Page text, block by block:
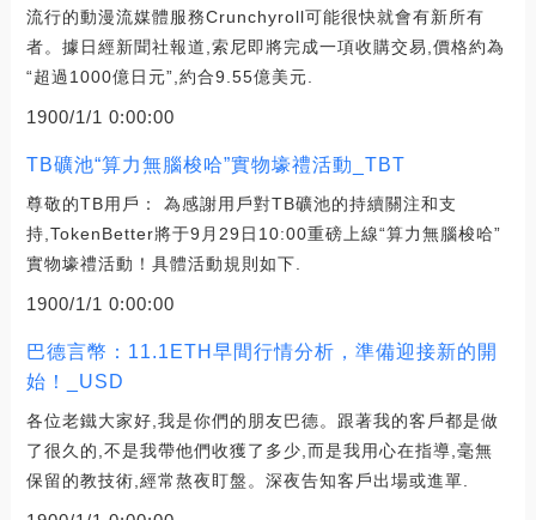
流行的動漫流媒體服務Crunchyroll可能很快就會有新所有
者。據日經新聞社報道,索尼即將完成一項收購交易,價格約為
“超過1000億日元”,約合9.55億美元.
1900/1/1 0:00:00
TB礦池“算力無腦梭哈”實物壕禮活動_TBT
尊敬的TB用戶： 為感謝用戶對TB礦池的持續關注和支
持,TokenBetter將于9月29日10:00重磅上線“算力無腦梭哈”
實物壕禮活動！具體活動規則如下.
1900/1/1 0:00:00
巴德言幣：11.1ETH早間行情分析，準備迎接新的開
始！_USD
各位老鐵大家好,我是你們的朋友巴德。跟著我的客戶都是做
了很久的,不是我帶他們收獲了多少,而是我用心在指導,毫無
保留的教技術,經常熬夜盯盤。深夜告知客戶出場或進單.